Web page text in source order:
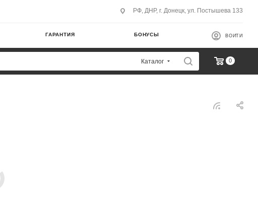
РФ, ДНР, г. Донецк, ул. Постышева 133
ГАРАНТИЯ БОНУСЫ ВОЙТИ
Каталог 0